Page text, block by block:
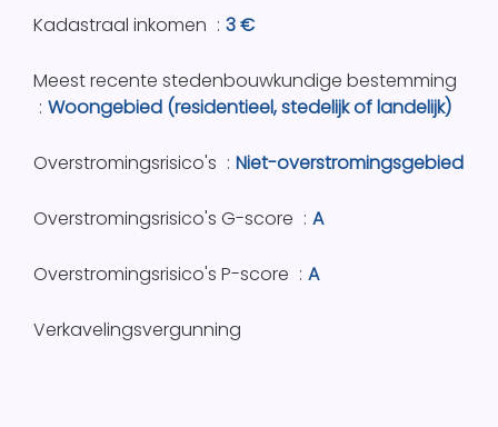
Kadastraal inkomen 3 €
Meest recente stedenbouwkundige bestemming
Woongebied (residentieel, stedelijk of landelijk)
Overstromingsrisico's Niet-overstromingsgebied
Overstromingsrisico's G-score A
Overstromingsrisico's P-score A
Verkavelingsvergunning